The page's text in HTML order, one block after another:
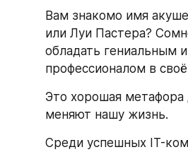
Вам знакомо имя
или Луи Пастера?
обладать гениальным
профессионалом в
Это хорошая метафора
меняют нашу жизнь.
Среди успешных IT-